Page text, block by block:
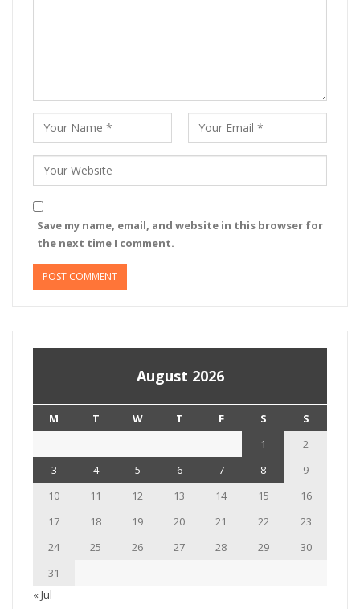
Save my name, email, and website in this browser for
the next time I comment.
August 2026
M T W T F S
S
1
2
3
4 5 6 7 8
9
10
11 12 13 14 15
16
17
18 19 20 21 22
23
24
25 26 27 28 29
30
31
« Jul